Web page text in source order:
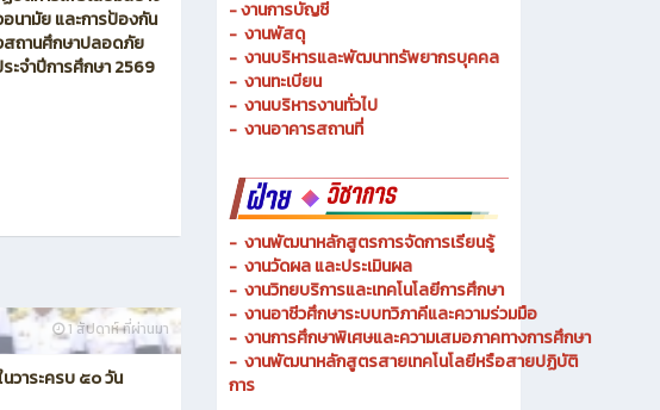
2 วัน ที่ผ่านมา
- งานการเงิน
- งานการบัญชี
- งานพัสดุ
- งานทะเบียน
-งานบริหารงานทั่วไป
-งานอาคารสถานที่
- งานพัฒนาหลักสูตรการจัดการเรียนรู้
- งานวัดผล และประเมินผล
- งานวิทยบริการและเทคโนโลยีการศึกษา